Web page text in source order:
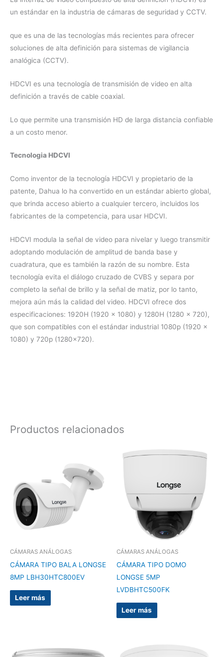
un estándar en la industria de cámaras de seguridad y CCTV.
que es una de las tecnologías más recientes para ofrecer
soluciones de alta definición para sistemas de vigilancia
analógica (CCTV).
HDCVI es una tecnología de transmisión de video en alta
definición a través de cable coaxial.
Lo que permite una transmisión HD de larga distancia confiable
a un costo menor.
Tecnologia HDCVI
Como inventor de la tecnología HDCVI y propietario de la
patente, Dahua lo ha convertido en un estándar abierto global,
que brinda acceso abierto a cualquier tercero, incluidos los
fabricantes de la competencia, para usar HDCVI.
HDCVI modula la señal de video para nivelar y luego transmitir
adoptando modulación de amplitud de banda base y
cuadratura, que es también la razón de su nombre. Esta
tecnología evita el diálogo cruzado de CVBS y separa por
completo la señal de brillo y la señal de matiz, por lo tanto,
mejora aún más la calidad del video. HDCVI ofrece dos
especificaciones: 1920H (1920 × 1080) y 1280H (1280 × 720),
que son compatibles con el estándar industrial 1080p (1920 ×
1080) y 720p (1280×720).
Productos relacionados
CÁMARAS ANÁLOGAS
CÁMARA TIPO BALA LONGSE
8MP LBH30HTC800EV
Leer más
CÁMARAS ANÁLOGAS
CÁMARA TIPO DOMO
LONGSE 5MP
LVDBHTC500FK
Leer más